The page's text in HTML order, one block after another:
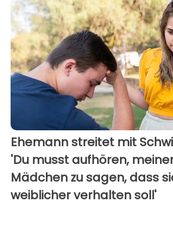
Ehemann streitet mit
'Du musst aufhören,
Mädchen zu sagen, dass
weiblicher verhalten soll'